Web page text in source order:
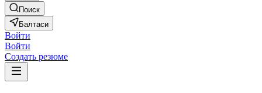
Поиск
Балтаси
Войти
Войти
Создать резюме